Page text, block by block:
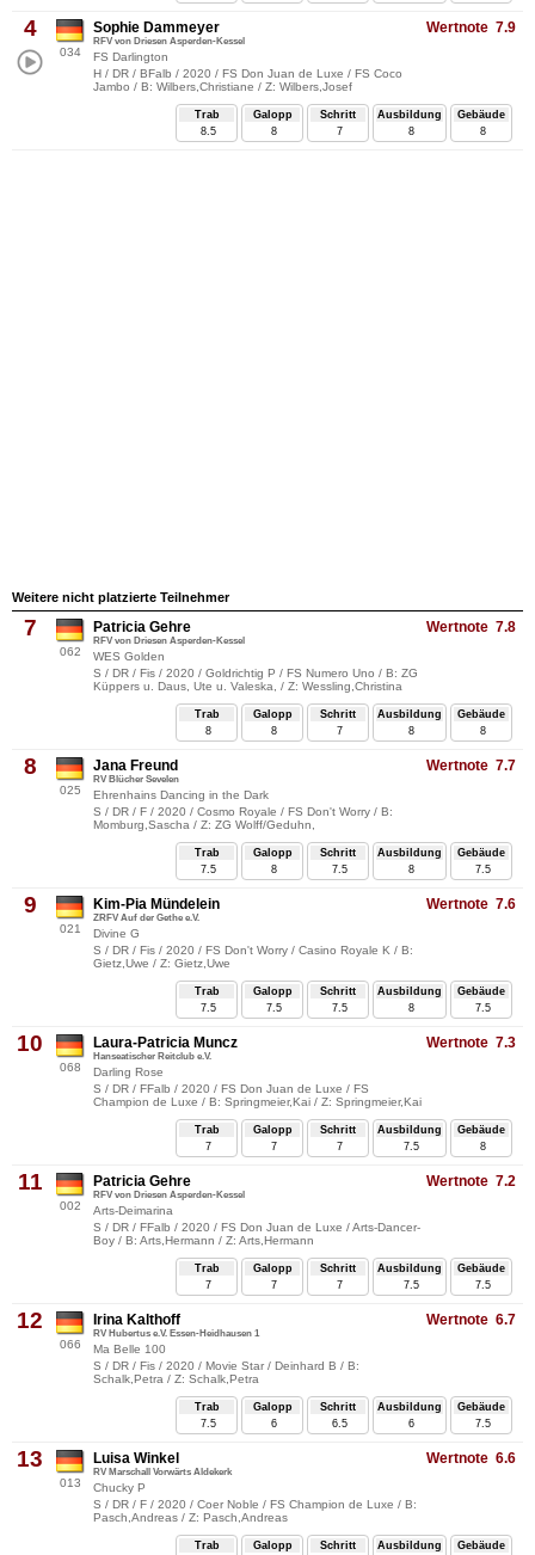
4
034
Wertnote 7.9
Sophie Dammeyer
RFV von Driesen Asperden-Kessel
FS Darlington
H / DR / BFalb / 2020 / FS Don Juan de Luxe / FS Coco
Jambo / B: Wilbers,Christiane / Z: Wilbers,Josef
Gebäude
8
Ausbildung
8
Schritt
7
Galopp
8
Trab
8.5
Weitere nicht platzierte Teilnehmer
7
062
Wertnote 7.8
Patricia Gehre
RFV von Driesen Asperden-Kessel
WES Golden
S / DR / Fis / 2020 / Goldrichtig P / FS Numero Uno / B: ZG
Küppers u. Daus, Ute u. Valeska, / Z: Wessling,Christina
Gebäude
8
Ausbildung
8
Schritt
7
Galopp
8
Trab
8
8
025
Wertnote 7.7
Jana Freund
RV Blücher Sevelen
Ehrenhains Dancing in the Dark
S / DR / F / 2020 / Cosmo Royale / FS Don't Worry / B:
Momburg,Sascha / Z: ZG Wolff/Geduhn,
Gebäude
7.5
Ausbildung
8
Schritt
7.5
Galopp
8
Trab
7.5
9
021
Wertnote 7.6
Kim-Pia Mündelein
ZRFV Auf der Gethe e.V.
Divine G
S / DR / Fis / 2020 / FS Don't Worry / Casino Royale K / B:
Gietz,Uwe / Z: Gietz,Uwe
Gebäude
7.5
Ausbildung
8
Schritt
7.5
Galopp
7.5
Trab
7.5
10
068
Wertnote 7.3
Laura-Patricia Muncz
Hanseatischer Reitclub e.V.
Darling Rose
S / DR / FFalb / 2020 / FS Don Juan de Luxe / FS
Champion de Luxe / B: Springmeier,Kai / Z: Springmeier,Kai
Gebäude
8
Ausbildung
7.5
Schritt
7
Galopp
7
Trab
7
11
002
Wertnote 7.2
Patricia Gehre
RFV von Driesen Asperden-Kessel
Arts-Deimarina
S / DR / FFalb / 2020 / FS Don Juan de Luxe / Arts-Dancer-
Boy / B: Arts,Hermann / Z: Arts,Hermann
Gebäude
7.5
Ausbildung
7.5
Schritt
7
Galopp
7
Trab
7
12
066
Wertnote 6.7
Irina Kalthoff
RV Hubertus e.V. Essen-Heidhausen 1
Ma Belle 100
S / DR / Fis / 2020 / Movie Star / Deinhard B / B:
Schalk,Petra / Z: Schalk,Petra
Gebäude
7.5
Ausbildung
6
Schritt
6.5
Galopp
6
Trab
7.5
13
013
Wertnote 6.6
Luisa Winkel
RV Marschall Vorwärts Aldekerk
Chucky P
S / DR / F / 2020 / Coer Noble / FS Champion de Luxe / B:
Pasch,Andreas / Z: Pasch,Andreas
Gebäude
Ausbildung
Schritt
Galopp
Trab